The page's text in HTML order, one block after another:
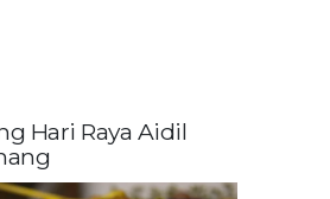
Hari Raya Aidil